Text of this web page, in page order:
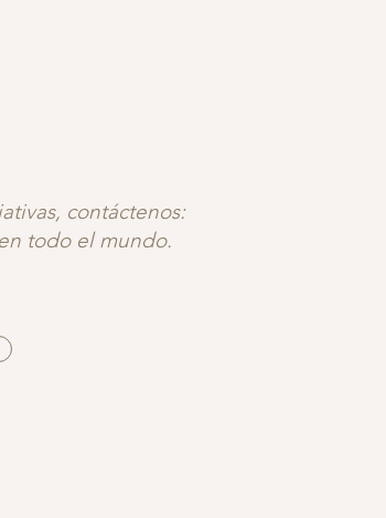
contáctenos:
todo el mundo.